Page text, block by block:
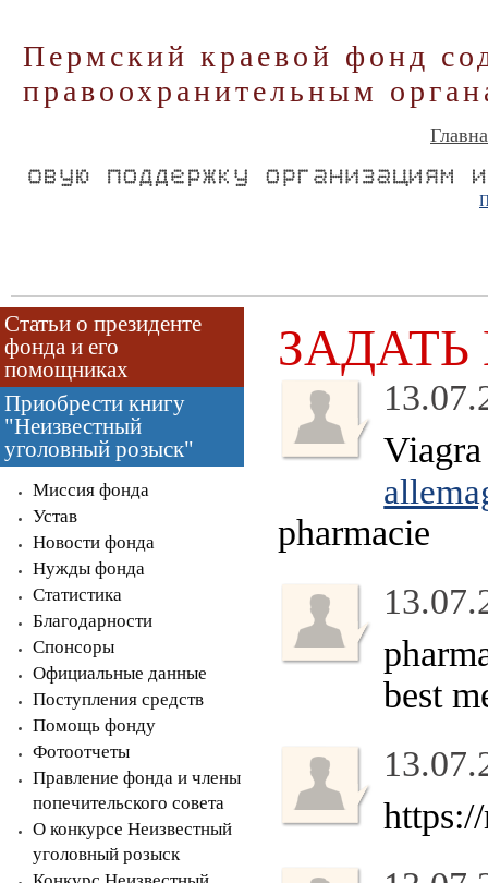
Пермский краевой фонд
правоохранительным
Статьи о президенте
фонда и его
помощниках
Приобрести книгу
"Неизвестный
уголовный розыск"
Миссия фонда
Устав
Новости фонда
Нужды фонда
Статистика
Благодарности
Спонсоры
Официальные данные
Поступления средств
Помощь фонду
Фотоотчеты
Правление фонда и члены
попечительского совета
О конкурсе Неизвестный
уголовный розыск
pharmacie
best